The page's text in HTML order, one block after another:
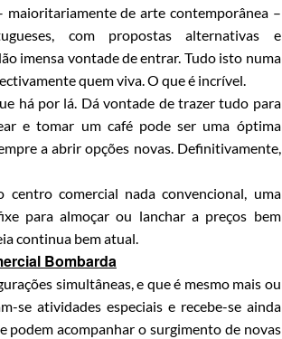
maioritariamente de arte contemporânea –
com propostas alternativas e
imensa vontade de entrar. Tudo isto numa
quem viva. O que é incrível.
há por lá. Dá vontade de trazer tudo para
e tomar um café pode ser uma óptima
a abrir opções novas. Definitivamente,
comercial nada convencional, uma
para almoçar ou lanchar a preços bem
continua bem atual.
Bombarda
simultâneas, e que é mesmo mais ou
se atividades especiais e recebe-se ainda
podem acompanhar o surgimento de novas